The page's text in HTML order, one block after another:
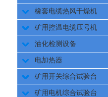
橡套电缆热风干燥机
矿用控温电缆压号机
油化检测设备
电加热器
矿用开关综合试验台
矿用电机综合试验台